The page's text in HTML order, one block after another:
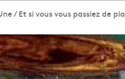
/Et si vous vous passiez de